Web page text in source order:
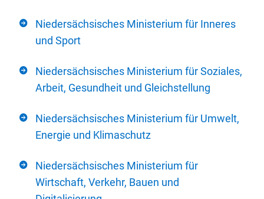
Niedersächsisches Ministerium für Inneres
und Sport
Niedersächsisches Ministerium für Soziales,
Arbeit, Gesundheit und Gleichstellung
Niedersächsisches Ministerium für Umwelt,
Energie und Klimaschutz
Niedersächsisches Ministerium für
Wirtschaft, Verkehr, Bauen und